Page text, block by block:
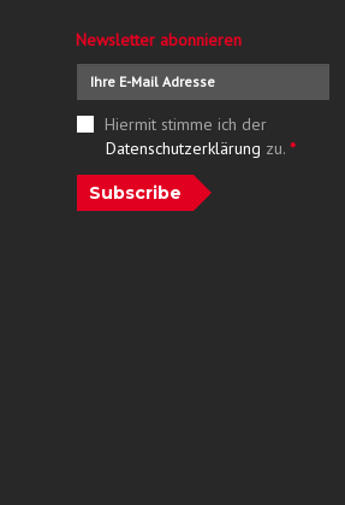
Newsletter abonnieren
Hiermit stimme ich der
Datenschutzerklärung zu. *
Subscribe